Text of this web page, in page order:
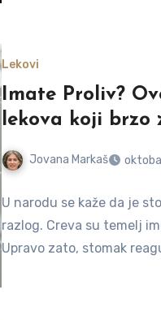
Lekovi
Imate Proliv?
lekova koji brzo
Jovana Markaš
U narodu se kaže da je
razlog. Creva su temelj
Upravo zato, stomak